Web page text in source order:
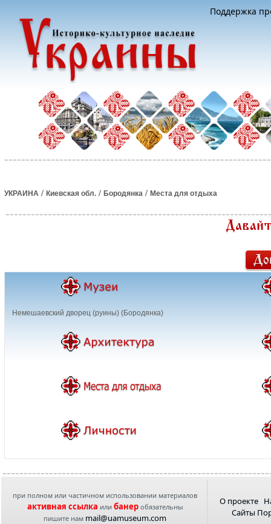
Поддержка
УКРАИНА / Киевская обл. / Бородянка / Места для отдыха
Немешаевский дворец (руины) (Бородянка)
при полном или частичном использовании материалов
активная ссылка или банеробязательны
пишите нам mail@uamuseum.com
О проекте
Сайты